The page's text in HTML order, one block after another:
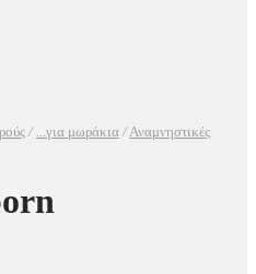
/ ...για μωράκια /Αναμνηστικές